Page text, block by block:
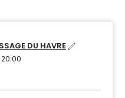
DU HAVRE